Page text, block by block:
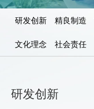
研发创新 精良制造
文化理念 社会责任
研发创新